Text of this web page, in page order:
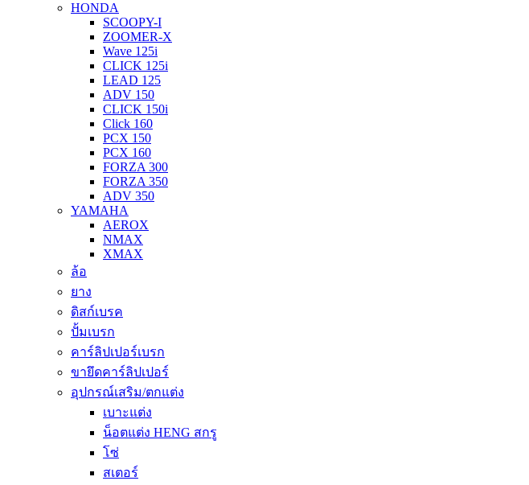
HONDA
SCOOPY-I
ZOOMER-X
Wave 125i
CLICK 125i
LEAD 125
ADV 150
CLICK 150i
Click 160
PCX 150
PCX 160
FORZA 300
FORZA 350
ADV 350
YAMAHA
AEROX
NMAX
XMAX
ล้อ
ยาง
ดิสก์เบรค
ปั้มเบรก
คาร์ลิปเปอร์เบรก
ขายึดคาร์ลิปเปอร์
อุปกรณ์เสริม/ตกแต่ง
เบาะแต่ง
น็อตแต่ง HENG สกรู
โซ่
สเตอร์